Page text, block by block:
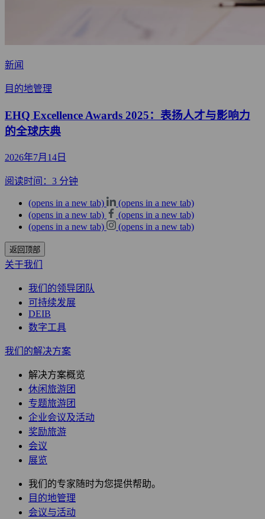
新闻
目的地管理
EHQ Excellence Awards 2025：表扬人才与影响力
的全球庆典
2026年7月14日
阅读时间：3 分钟
(opens in a new tab)
(opens in a new tab)
(opens in a new tab)
(opens in a new tab)
(opens in a new tab)
(opens in a new tab)
返回顶部
关于我们
我们的领导团队
可持续发展
DEIB
数字工具
我们的解决方案
解决方案概览
休闲旅游团
专题旅游团
企业会议及活动
奖励旅游
会议
展览
我们的专家随时为您提供帮助。
目的地管理
会议与活动